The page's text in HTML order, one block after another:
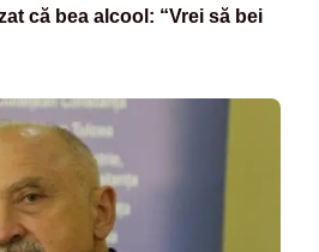
că bea alcool: “Vrei să bei